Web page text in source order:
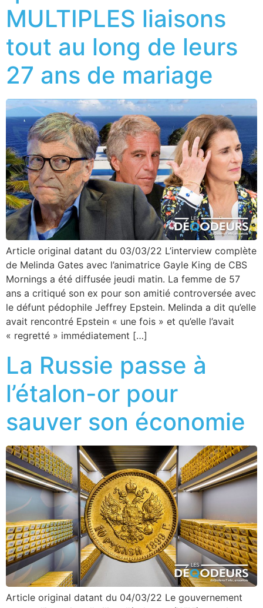
MULTIPLES liaisons
tout au long de leurs
27 ans de mariage
Article original datant du 03/03/22 L’interview complète
de Melinda Gates avec l’animatrice Gayle King de CBS
Mornings a été diffusée jeudi matin. La femme de 57
ans a critiqué son ex pour son amitié controversée avec
le défunt pédophile Jeffrey Epstein. Melinda a dit qu’elle
avait rencontré Epstein « une fois » et qu’elle l’avait
« regretté » immédiatement […]
La Russie passe à
l’étalon-or pour
sauver son économie
Article original datant du 04/03/22 Le gouvernement